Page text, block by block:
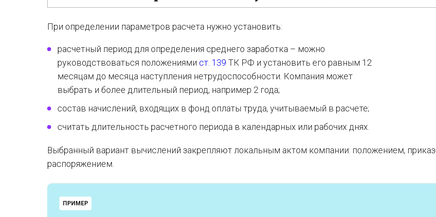
При определении параметров расчета нужно установить:
расчетный период для определения среднего заработка – можно
руководствоваться положениями ст. 139 ТК РФ и установить его равным 12
месяцам до месяца наступления нетрудоспособности. Компания может
выбрать и более длительный период, например 2 года;
состав начислений, входящих в фонд оплаты труда, учитываемый в расчете;
считать длительность расчетного периода в календарных или рабочих днях.
Выбранный вариант вычислений закрепляют локальным актом компании: положением,
распоряжением.
ПРИМЕР